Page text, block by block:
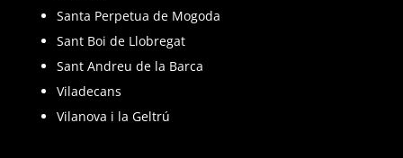
Santa Perpetua de Mogoda
Sant Boi de Llobregat
Sant Andreu de la Barca
Viladecans
Vilanova i la Geltrú